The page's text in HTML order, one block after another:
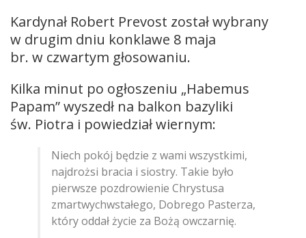
Kardynał Robert Prevost został wybrany
w drugim dniu konklawe 8 maja
br. w czwartym głosowaniu.
Kilka minut po ogłoszeniu „Habemus
Papam” wyszedł na balkon bazyliki
św. Piotra i powiedział wiernym:
Niech pokój będzie z wami wszystkimi,
najdrożsi bracia i siostry. Takie było
pierwsze pozdrowienie Chrystusa
zmartwychwstałego, Dobrego Pasterza,
który oddał życie za Bożą owczarnię.